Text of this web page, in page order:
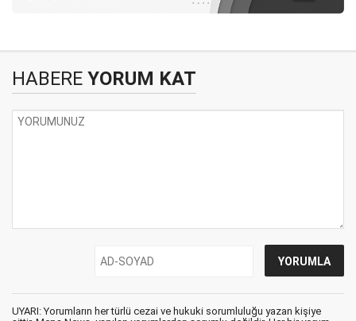
HABERE YORUM KAT
UYARI: Yorumların her türlü cezai ve hukuki sorumluluğu yazan kişiye